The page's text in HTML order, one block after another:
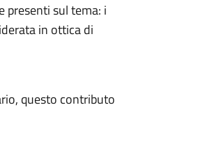
presenti sul tema: i
in ottica di
questo contributo